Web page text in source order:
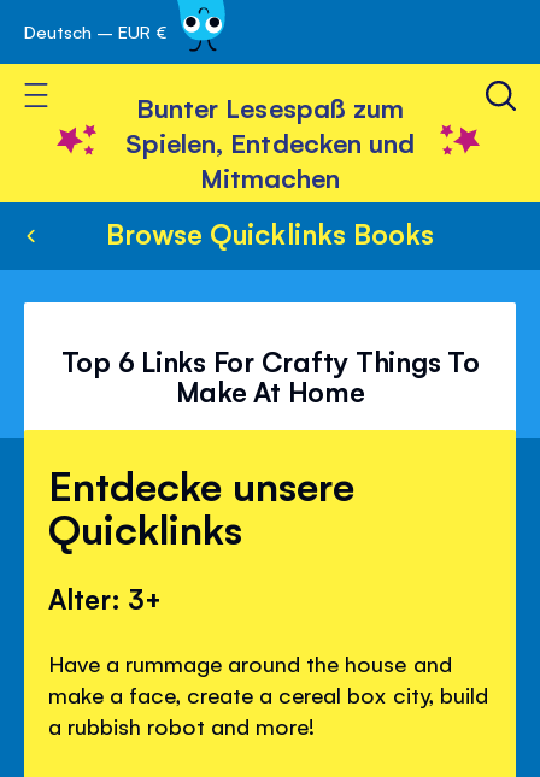
Skip
to
Content
Deutsch – EUR €
Toggle Nav
Bunter Lesespaß zum
Spielen, Entdecken und
Mitmachen
Browse Quicklinks Books
Top 6 Links For Crafty Things To
Make At Home
Entdecke unsere
Quicklinks
Alter: 3+
Have a rummage around the house and
make a face, create a cereal box city, build
a rubbish robot and more!